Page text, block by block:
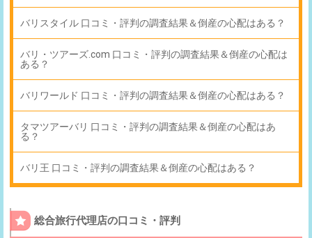
バリスタイル 口コミ・評判の調査結果＆倒産の心配はある？
バリ・ツアーズ.com 口コミ・評判の調査結果＆倒産の心配は
ある？
バリワールド 口コミ・評判の調査結果＆倒産の心配はある？
タマツアーバリ 口コミ・評判の調査結果＆倒産の心配はあ
る？
バリ王 口コミ・評判の調査結果＆倒産の心配はある？
総合旅行代理店の口コミ・評判